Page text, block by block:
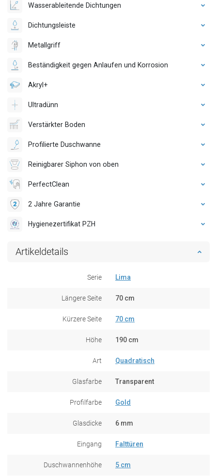
Wasserableitende Dichtungen
Dichtungsleiste
Metallgriff
Beständigkeit gegen Anlaufen und Korrosion
Akryl+
Ultradünn
Verstärkter Boden
Profilierte Duschwanne
Reinigbarer Siphon von oben
PerfectClean
2 Jahre Garantie
Hygienezertifikat PZH
Artikeldetails
Serie Lima
Längere Seite 70 cm
Kürzere Seite 70 cm
Höhe 190 cm
Art Quadratisch
Glasfarbe Transparent
Profilfarbe Gold
Glasdicke 6 mm
Eingang Falttüren
Duschwannenhöhe 5 cm